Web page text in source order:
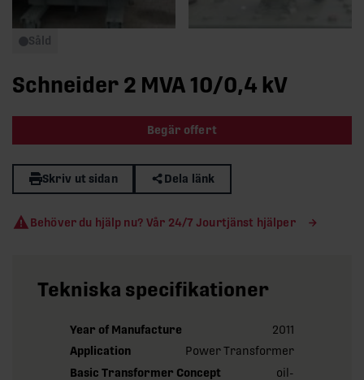
Såld
Schneider 2 MVA 10/0,4 kV
Begär offert
Skriv ut sidan Dela länk
Behöver du hjälp nu? Vår 24/7 Jourtjänst hjälper
Tekniska specifikationer
Year of Manufacture
2011
Application
Power Transformer
Basic Transformer Concept
oil-